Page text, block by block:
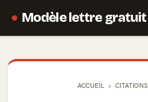
Modèle lettre gratuit
ACCUEIL CITATIONS